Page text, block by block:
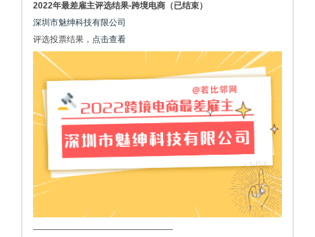
2022年最差雇主评选结果-跨境电商（已结束）
深圳市魅绅科技有限公司
评选投票结果， 点击查看
————————————————–